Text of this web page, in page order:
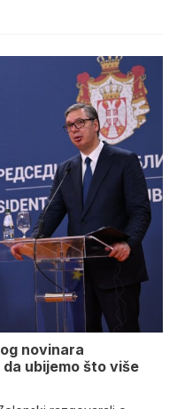
novinara
ubijemo što više